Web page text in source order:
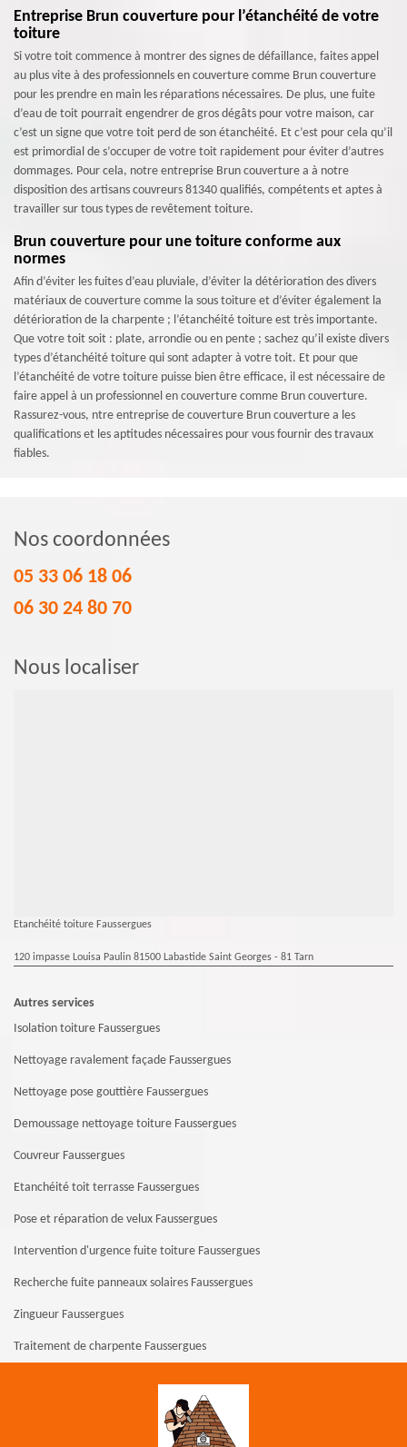
Entreprise Brun couverture pour l’étanchéité de votre
toiture
Si votre toit commence à montrer des signes de défaillance, faites appel
au plus vite à des professionnels en couverture comme Brun couverture
pour les prendre en main les réparations nécessaires. De plus, une fuite
d’eau de toit pourrait engendrer de gros dégâts pour votre maison, car
c’est un signe que votre toit perd de son étanchéité. Et c’est pour cela qu’il
est primordial de s’occuper de votre toit rapidement pour éviter d’autres
dommages. Pour cela, notre entreprise Brun couverture a à notre
disposition des artisans couvreurs 81340 qualifiés, compétents et aptes à
travailler sur tous types de revêtement toiture.
Brun couverture pour une toiture conforme aux
normes
Afin d’éviter les fuites d’eau pluviale, d’éviter la détérioration des divers
matériaux de couverture comme la sous toiture et d’éviter également la
détérioration de la charpente ; l’étanchéité toiture est très importante.
Que votre toit soit : plate, arrondie ou en pente ; sachez qu’il existe divers
types d’étanchéité toiture qui sont adapter à votre toit. Et pour que
l’étanchéité de votre toiture puisse bien être efficace, il est nécessaire de
faire appel à un professionnel en couverture comme Brun couverture.
Rassurez-vous, ntre entreprise de couverture Brun couverture a les
qualifications et les aptitudes nécessaires pour vous fournir des travaux
fiables.
Nos coordonnées
05 33 06 18 06
06 30 24 80 70
Nous localiser
Etanchéité toiture Faussergues
120 impasse Louisa Paulin 81500 Labastide Saint Georges - 81 Tarn
Autres services
Isolation toiture Faussergues
Nettoyage ravalement façade Faussergues
Nettoyage pose gouttière Faussergues
Demoussage nettoyage toiture Faussergues
Couvreur Faussergues
Etanchéité toit terrasse Faussergues
Pose et réparation de velux Faussergues
Intervention d'urgence fuite toiture Faussergues
Recherche fuite panneaux solaires Faussergues
Zingueur Faussergues
Traitement de charpente Faussergues